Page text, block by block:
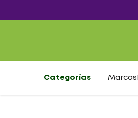
Categorías Marcas